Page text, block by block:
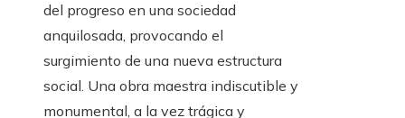
del progreso en una sociedad
anquilosada, provocando el
surgimiento de una nueva estructura
social. Una obra maestra indiscutible y
monumental, a la vez trágica y